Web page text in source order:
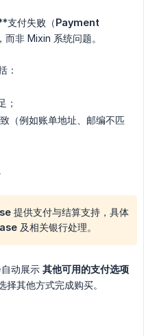
支付失败（Payment
非 Mixin 系统问题。
：
；
（例如账单地址、邮编不匹
提供支付与结算支持，具体
及相关银行处理。
动展示 其他可用的支付选项
择其他方式完成购买。